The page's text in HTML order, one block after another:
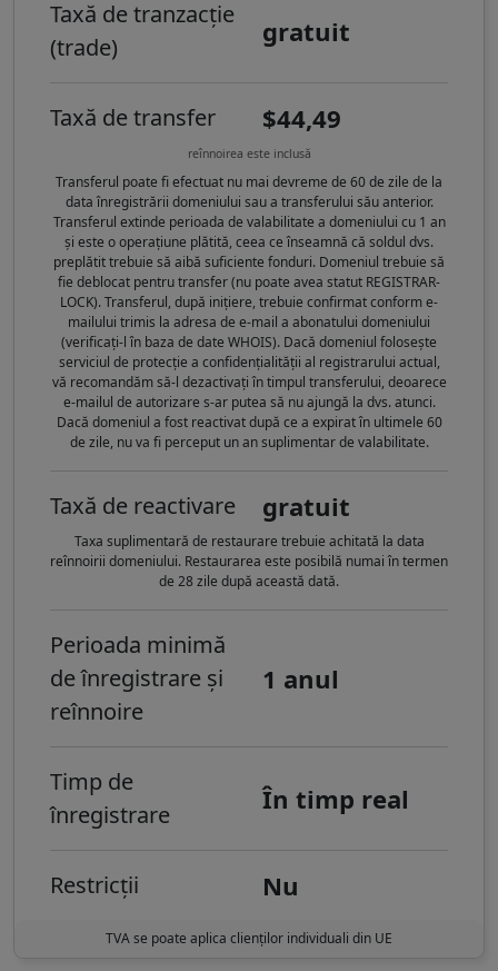
Taxă de tranzacție
(trade)
gratuit
Taxă de transfer $44,49
reînnoirea este inclusă
Transferul poate fi efectuat nu mai devreme de 60 de zile de la
data înregistrării domeniului sau a transferului său anterior.
Transferul extinde perioada de valabilitate a domeniului cu 1 an
și este o operațiune plătită, ceea ce înseamnă că soldul dvs.
preplătit trebuie să aibă suficiente fonduri. Domeniul trebuie să
fie deblocat pentru transfer (nu poate avea statut REGISTRAR-
LOCK). Transferul, după inițiere, trebuie confirmat conform e-
mailului trimis la adresa de e-mail a abonatului domeniului
(verificați-l în baza de date WHOIS). Dacă domeniul folosește
serviciul de protecție a confidențialității al registrarului actual,
vă recomandăm să-l dezactivați în timpul transferului, deoarece
e-mailul de autorizare s-ar putea să nu ajungă la dvs. atunci.
Dacă domeniul a fost reactivat după ce a expirat în ultimele 60
de zile, nu va fi perceput un an suplimentar de valabilitate.
Taxă de reactivare gratuit
Taxa suplimentară de restaurare trebuie achitată la data
reînnoirii domeniului. Restaurarea este posibilă numai în termen
de 28 zile după această dată.
Perioada minimă
de înregistrare și
reînnoire
1 anul
Timp de
înregistrare
În timp real
Restricții Nu
TVA se poate aplica clienților individuali din UE